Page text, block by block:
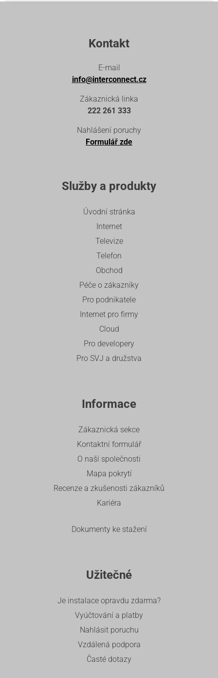
Kontakt
E-mail
info@interconnect.cz
Zákaznická linka
222 261 333
Nahlášení poruchy
Formulář zde
Služby a produkty
Úvodní stránka
Internet
Televize
Telefon
Obchod
Péče o zákazníky
Pro podnikatele
Internet pro firmy
Cloud
Pro developery
Pro SVJ a družstva
Informace
Zákaznická sekce
Kontaktní formulář
O naší společnosti
Mapa pokrytí
Recenze a zkušenosti zákazníků
Kariéra
Dokumenty ke stažení
Užitečné
Je instalace opravdu zdarma?
Vyúčtování a platby
Nahlásit poruchu
Vzdálená podpora
Časté dotazy